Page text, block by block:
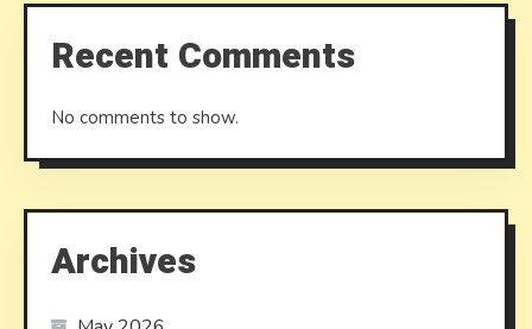
Recent Comments
No comments to show.
Archives